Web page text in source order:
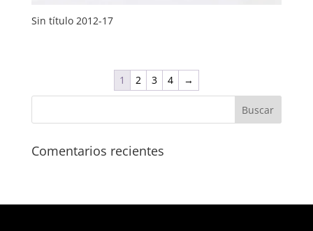
Sin título 2012-17
1 2 3 4 →
Comentarios recientes